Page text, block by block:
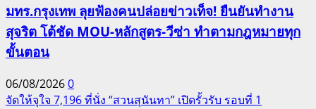
มทร.กรุงเทพ ลุยฟ้องคนปล่อยข่าวเท็จ! ยืนยันทำงาน
สุจริต โต้ชัด MOU-หลักสูตร-วีซ่า ทำตามกฎหมายทุก
ขั้นตอน
06/08/20260
จัดให้จุใจ 7,196 ที่นั่ง “สวนสุนันทา” เปิดรั้วรับ รอบที่ 1